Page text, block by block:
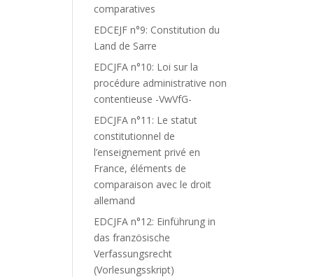
comparatives
EDCEJF n°9: Constitution du
Land de Sarre
EDCJFA n°10: Loi sur la
procédure administrative non
contentieuse -VwVfG-
EDCJFA n°11: Le statut
constitutionnel de
l’enseignement privé en
France, éléments de
comparaison avec le droit
allemand
EDCJFA n°12: Einführung in
das französische
Verfassungsrecht
(Vorlesungsskript)